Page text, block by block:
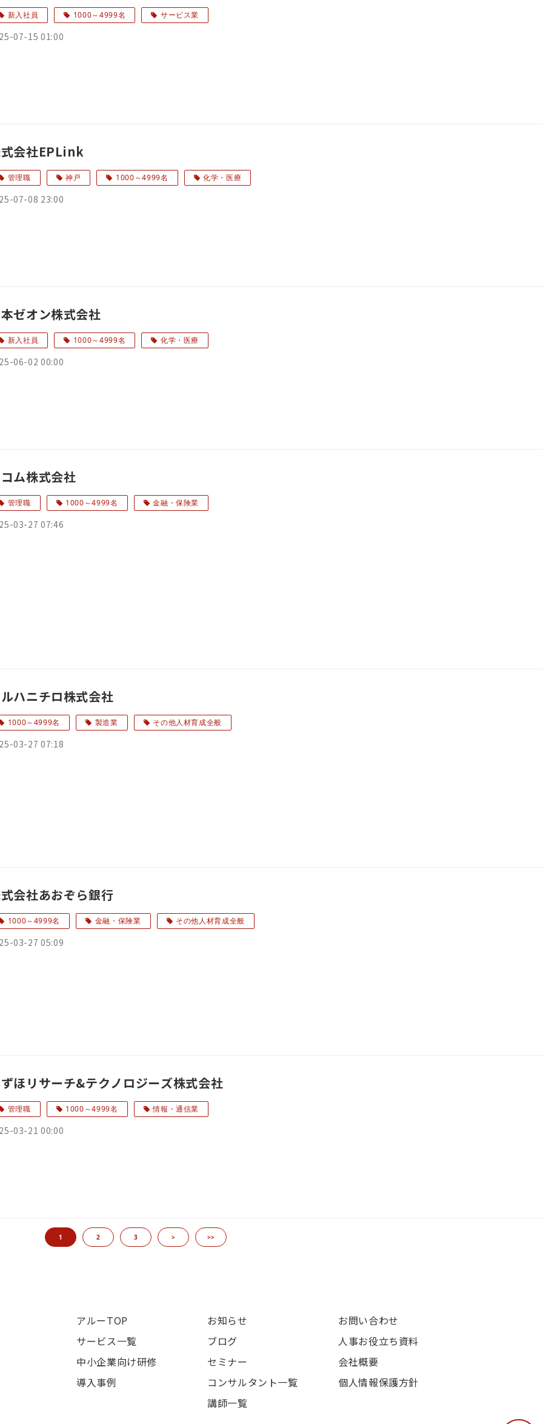
新入社員 1000～4999名 サービス業
07-15 01:00
会社EPLink
管理職 神戸 1000～4999名 化学・医療
07-08 23:00
ゼオン株式会社
新入社員 1000～4999名 化学・医療
06-02 00:00
ム株式会社
管理職 1000～4999名 金融・保険業
03-27 07:46
ハニチロ株式会社
1000～4999名 製造業 その他人材育成全般
03-27 07:18
会社あおぞら銀行
1000～4999名 金融・保険業 その他人材育成全般
03-27 05:09
ほリサーチ&テクノロジーズ株式会社
管理職 1000～4999名 情報・通信業
03-21 00:00
1 2 3 > >>
アルーTOP
サービス一覧
中小企業向け研修
導入事例
お知らせ
ブログ
セミナー
コンサルタント一覧
講師一覧
お問い合わせ
人事お役立ち資料
会社概要
個人情報保護方針